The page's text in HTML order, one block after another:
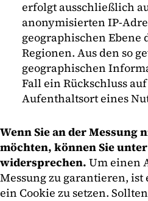
erfolgt ausschließlich
anonymisierten IP-
geographischen Ebene
Regionen. Aus den so
geographischen
Fall ein Rückschluss
Aufenthaltsort eines
Wenn Sie an der Messung
möchten, können Sie unter
widersprechen. Um einen
Messung zu garantieren,
ein Cookie zu setzen.